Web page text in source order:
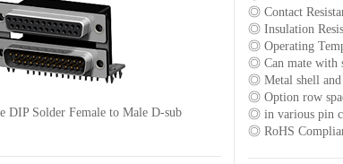
DIP Solder Female to Male D-sub
◎ Contact
◎ Insulation
◎ Operating
◎ Can mate with
◎ Metal shell
◎ Option row
◎ in various pin
◎ RoHS